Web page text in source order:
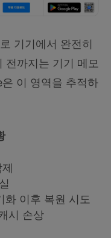
기기에서 완전히
전까지는 기기 메모
이 영역을 추적하
화 이후 복원 시도
시 손상